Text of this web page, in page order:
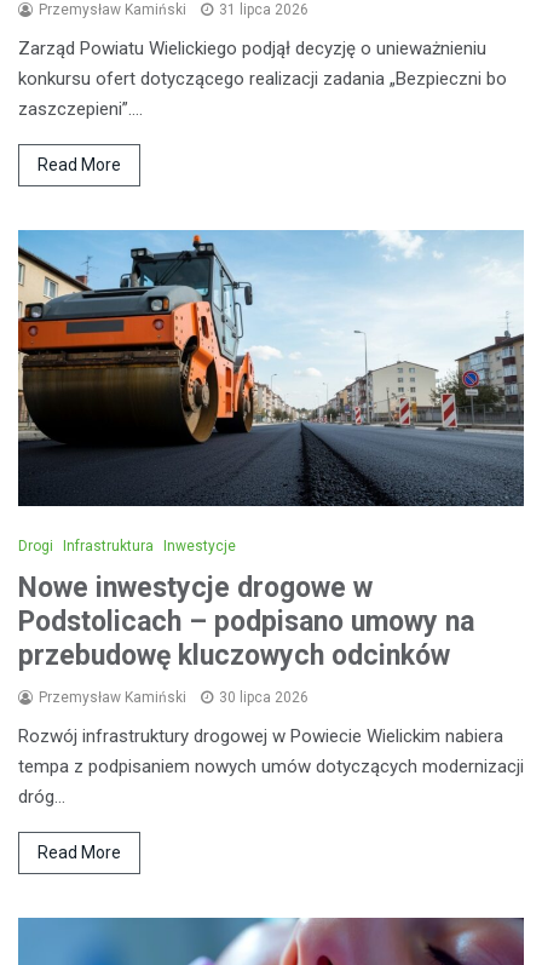
Przemysław Kamiński 31 lipca 2026
Zarząd Powiatu Wielickiego podjął decyzję o unieważnieniu
konkursu ofert dotyczącego realizacji zadania „Bezpieczni bo
zaszczepieni”.…
Read More
Drogi Infrastruktura Inwestycje
Nowe inwestycje drogowe w
Podstolicach – podpisano umowy na
przebudowę kluczowych odcinków
Przemysław Kamiński 30 lipca 2026
Rozwój infrastruktury drogowej w Powiecie Wielickim nabiera
tempa z podpisaniem nowych umów dotyczących modernizacji
dróg…
Read More